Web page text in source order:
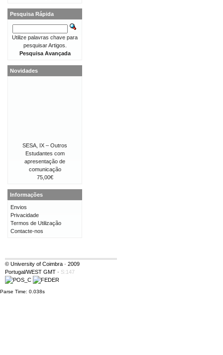
Pesquisa Rápida
Utilize palavras chave para
pesquisar Artigos.
Pesquisa Avançada
Novidades
SESA, IX – Outros
Estudantes com
apresentação de
comunicação
75,00€
Informações
Envios
Privacidade
Termos de Utilização
Contacte-nos
© University of Coimbra · 2009
Portugal/WEST GMT · S:147
Parse Time: 0.038s